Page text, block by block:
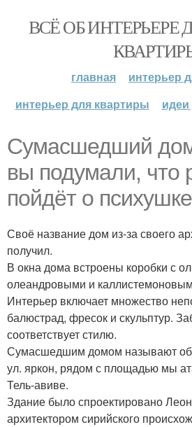
ВСЁ ОБ ИНТЕРЬЕРЕ
главная
интерьер
интерьер для квартиры
идеи
Сумасшедший
вы подумали, что
пойдёт о
Своё название дом из-за своего
получил.
В окна дома встроены коробки с
олеандровыми и
Интерьер включает множество
балюстрад, фресок и скульптур.
соответствует стилю.
Сумасшедшим домом называют
ул. яркон, рядом с площадью мы
Тель-авиве.
Здание было спроектировано
архитектором сирийского